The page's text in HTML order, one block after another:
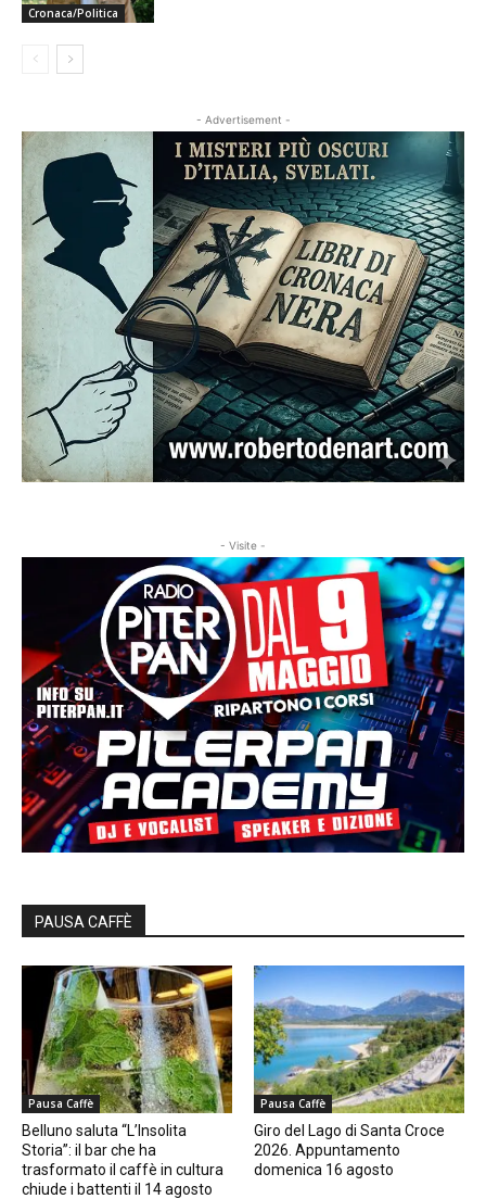
Cronaca/Politica
- Advertisement -
- Visite -
PAUSA CAFFÈ
Pausa Caffè
Belluno saluta “L’Insolita
Storia”: il bar che ha
trasformato il caffè in cultura
chiude i battenti il 14 agosto
Pausa Caffè
Giro del Lago di Santa Croce
2026. Appuntamento
domenica 16 agosto